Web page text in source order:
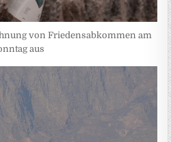
von Friedensabkommen am
aus